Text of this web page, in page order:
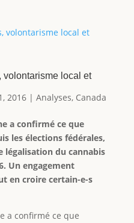
volontarisme local et
2016| Analyses, Canada
a confirmé ce que
les élections fédérales,
du cannabis
Un engagement
en croire certain-e-s
a confirmé ce que